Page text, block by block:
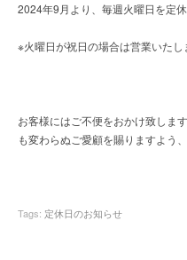
2024年9月より、毎週火曜日を定
※火曜日が祝日の場合は営業いたし
お客様にはご不便をおかけ致しま
も変わらぬご愛顧を賜りますよう
Tags: 定休日のお知らせ